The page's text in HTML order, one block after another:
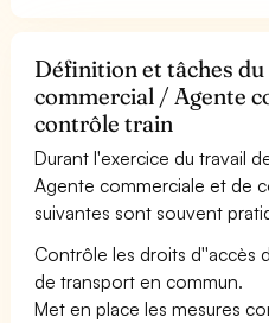
Définition et tâches
commercial / Agente
contrôle train
Durant l'exercice du travail
Agente commerciale et de
suivantes sont souvent
Contrôle les droits d''accès
de transport en commun.
Met en place les mesures